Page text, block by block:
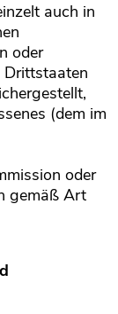
auch in
oder
(dem im
oder
gemäß Art